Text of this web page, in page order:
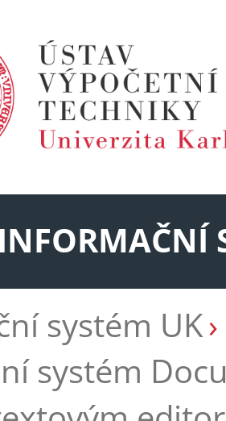
INFORMAČNÍ
systém UK
systém